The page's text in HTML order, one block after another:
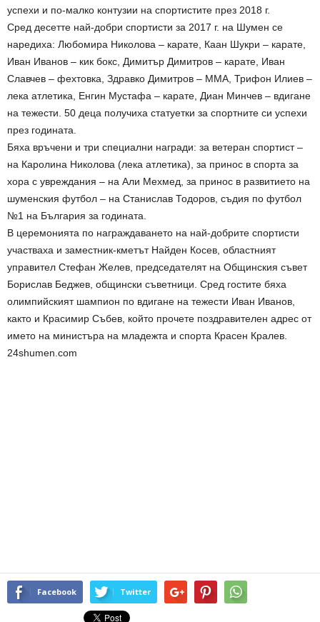
успехи и по-малко контузии на спортистите през 2018 г.
Сред десетте най-добри спортисти за 2017 г. на Шумен се
наредиха: Любомира Николова – карате, Каан Шукри – карате,
Иван Иванов – кик бокс, Димитър Димитров – карате, Иван
Славчев – фехтовка, Здравко Димитров – ММА, Трифон Илиев –
лека атлетика, Енгин Мустафа – карате, Диан Минчев – вдигане
на тежести. 50 деца получиха статуетки за спортните си успехи
през годината.
Бяха връчени и три специални награди: за ветеран спортист –
на Каролина Николова (лека атлетика), за принос в спорта за
хора с увреждания – на Али Мехмед, за принос в развитието на
шуменския футбол – на Станислав Тодоров, съдия по футбол
№1 на България за годината.
В церемонията по награждаването на най-добрите спортисти
участваха и заместник-кметът Найден Косев, областният
управител Стефан Желев, председателят на Общинския съвет
Борислав Беджев, общински съветници. Сред гостите бяха
олимпийският шампион по вдигане на тежести Иван Иванов,
както и Красимир Събев, който прочете поздравителен адрес от
името на министъра на младежта и спорта Красен Кралев.
24shumen.com
Facebook Twitter